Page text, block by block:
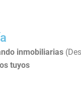
inmobiliarias
tuyos